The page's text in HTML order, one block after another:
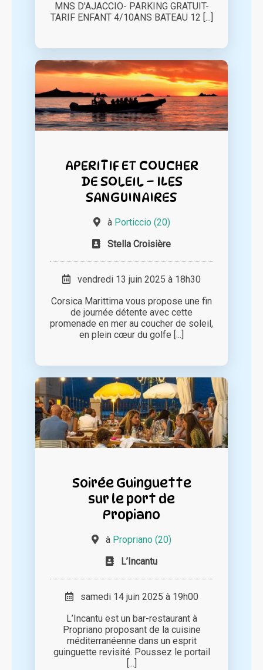
MNS D'AJACCIO- PARKING GRATUIT-
TARIF ENFANT 4/10ANS BATEAU 12 [...]
APERITIF ET COUCHER
DE SOLEIL – ILES
SANGUINAIRES
à Porticcio (20)
Stella Croisière
vendredi 13 juin 2025 à 18h30
Corsica Marittima vous propose une fin
de journée détente avec cette
promenade en mer au coucher de soleil,
en plein cœur du golfe [...]
Soirée Guinguette
sur le port de
Propiano
à Propriano (20)
L’Incantu
samedi 14 juin 2025 à 19h00
L’Incantu est un bar-restaurant à
Propriano proposant de la cuisine
méditerranéenne dans un esprit
guinguette revisité. Poussez le portail
[...]